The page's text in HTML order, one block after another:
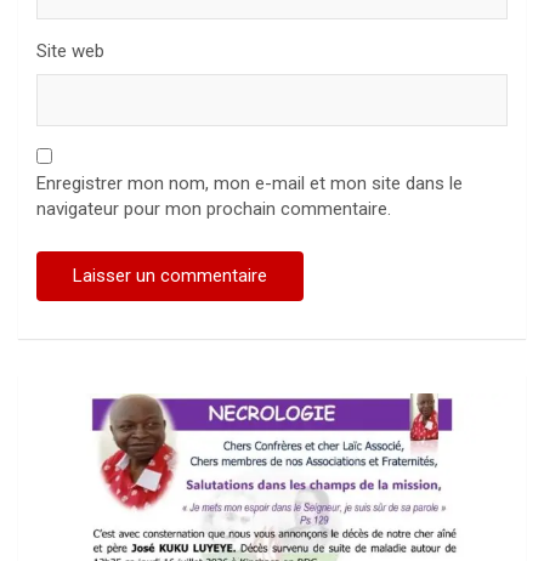
Site web
Enregistrer mon nom, mon e-mail et mon site dans le
navigateur pour mon prochain commentaire.